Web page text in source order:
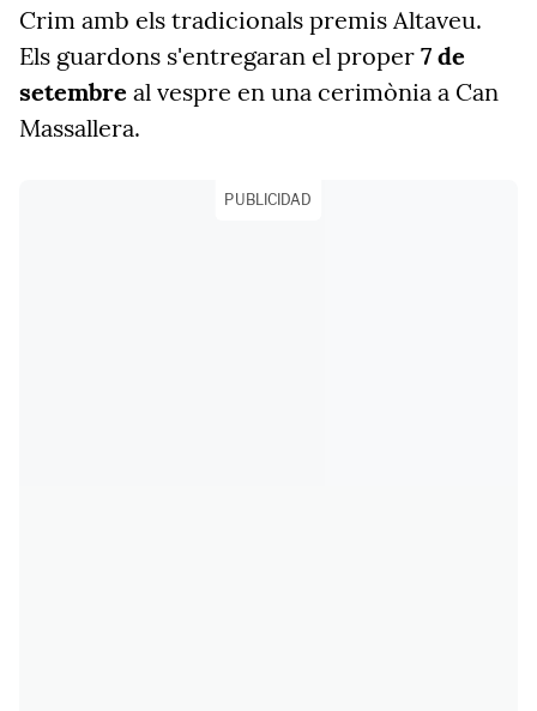
Crim amb els tradicionals premis Altaveu.
Els guardons s'entregaran el proper 7 de
setembre al vespre en una cerimònia a Can
Massallera.
PUBLICIDAD